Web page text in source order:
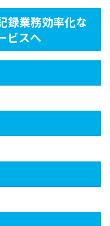
録業務効率化な
ビスへ